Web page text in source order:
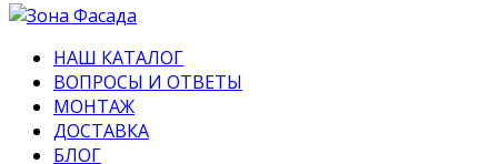
НАШ КАТАЛОГ
ВОПРОСЫ И ОТВЕТЫ
МОНТАЖ
ДОСТАВКА
БЛОГ